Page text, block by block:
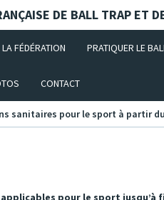
DE BALL TRAP ET
LA FÉDÉRATION PRATIQUER LE
CONTACT
sanitaires pour le sport à partir
pour le sport jusqu’à